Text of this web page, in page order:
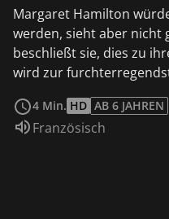
Margaret Hamilton
werden, sieht aber nicht
beschließt sie, dies zu
wird zur
4 Min. HD AB 6 JAHREN
Sprache:
Französisch